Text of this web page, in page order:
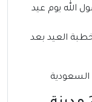
الله يوم عيد
العيد بعد